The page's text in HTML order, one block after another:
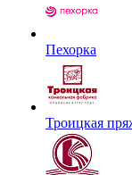
Пехорка
Троицкая